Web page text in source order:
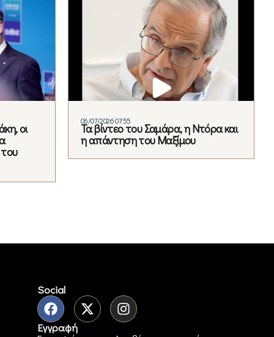
οι
06/07/2026 07:55
Τα βίντεο του Σαμάρα, η Ντόρα και
η απάντηση του Μαξίμου
Social
Εγγραφή